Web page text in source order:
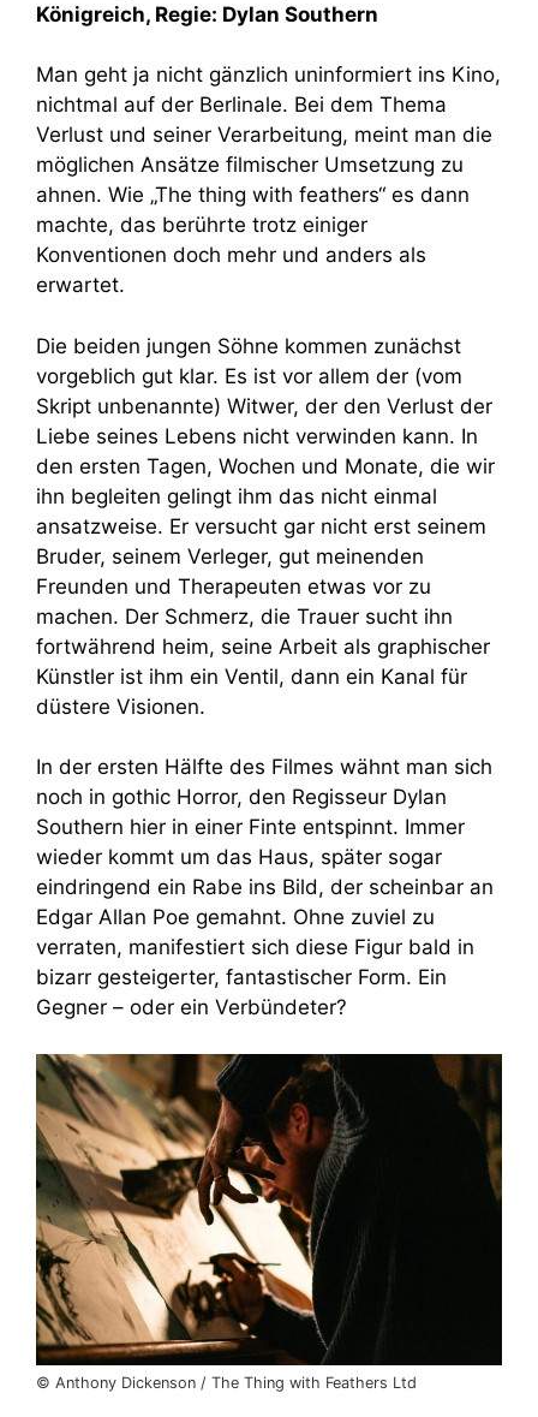
Königreich, Regie: Dylan Southern
Man geht ja nicht gänzlich uninformiert ins Kino,
nichtmal auf der Berlinale. Bei dem Thema
Verlust und seiner Verarbeitung, meint man die
möglichen Ansätze filmischer Umsetzung zu
ahnen. Wie „The thing with feathers“ es dann
machte, das berührte trotz einiger
Konventionen doch mehr und anders als
erwartet.
Die beiden jungen Söhne kommen zunächst
vorgeblich gut klar. Es ist vor allem der (vom
Skript unbenannte) Witwer, der den Verlust der
Liebe seines Lebens nicht verwinden kann. In
den ersten Tagen, Wochen und Monate, die wir
ihn begleiten gelingt ihm das nicht einmal
ansatzweise. Er versucht gar nicht erst seinem
Bruder, seinem Verleger, gut meinenden
Freunden und Therapeuten etwas vor zu
machen. Der Schmerz, die Trauer sucht ihn
fortwährend heim, seine Arbeit als graphischer
Künstler ist ihm ein Ventil, dann ein Kanal für
düstere Visionen.
In der ersten Hälfte des Filmes wähnt man sich
noch in gothic Horror, den Regisseur Dylan
Southern hier in einer Finte entspinnt. Immer
wieder kommt um das Haus, später sogar
eindringend ein Rabe ins Bild, der scheinbar an
Edgar Allan Poe gemahnt. Ohne zuviel zu
verraten, manifestiert sich diese Figur bald in
bizarr gesteigerter, fantastischer Form. Ein
Gegner – oder ein Verbündeter?
© Anthony Dickenson / The Thing with Feathers Ltd